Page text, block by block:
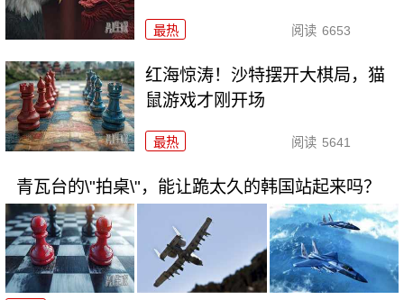
最热 阅读 6653
红海惊涛！沙特摆开大棋局，猫
鼠游戏才刚开场
最热 阅读 5641
青瓦台的\"拍桌\"，能让跪太久的韩国站起来吗？